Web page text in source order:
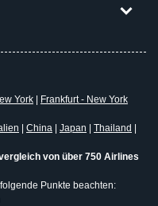
York
Frankfurt - New York
China Japan Thailand
von über 750 Airlines
Punkte beachten: